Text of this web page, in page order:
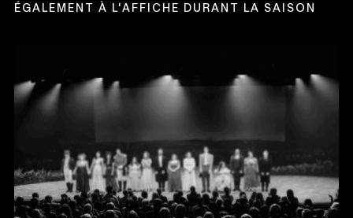
ÉGALEMENT À L'AFFICHE DURANT LA SAISON